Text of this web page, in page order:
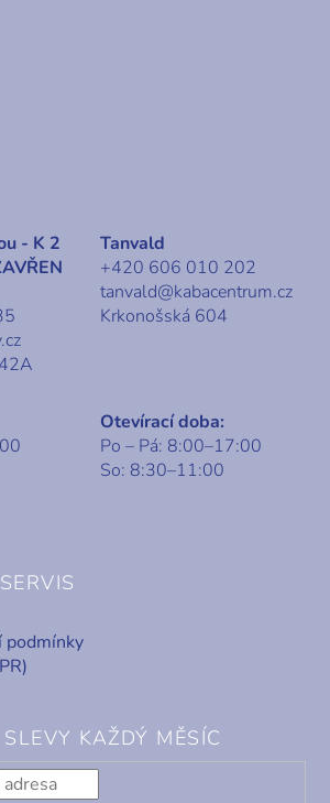
- K 2
Tanvald
+420 606 010 202
tanvald@kabacentrum.cz
Krkonošská 604
Otevírací doba:
Po – Pá: 8:00–17:00
So: 8:30–11:00
podmínky
KAŽDÝ MĚSÍC